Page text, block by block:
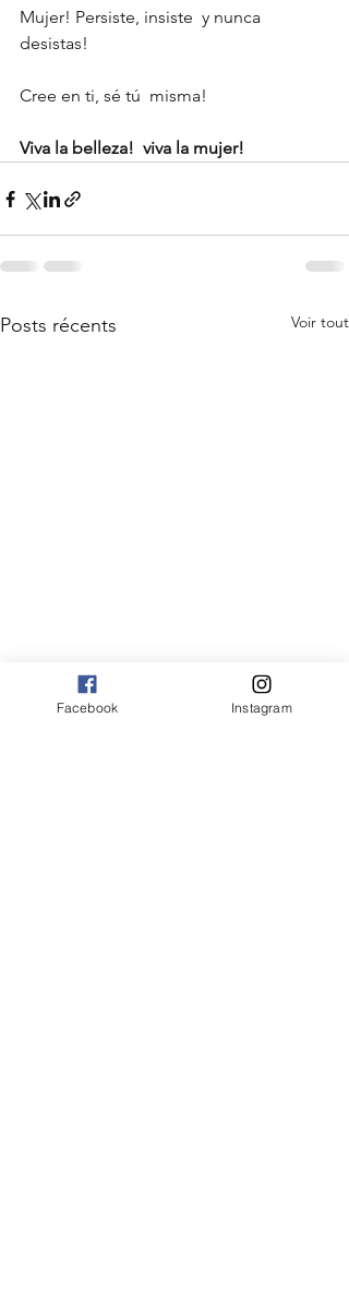
Mujer! Persiste, insiste  y nunca
desistas!
Cree en ti, sé tú  misma!
Viva la belleza!  viva la mujer!
Posts récents Voir tout
Facebook Instagram